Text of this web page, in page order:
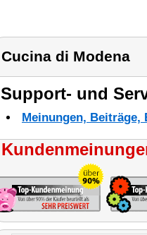
Cucina di Modena
Support- und
Meinungen,